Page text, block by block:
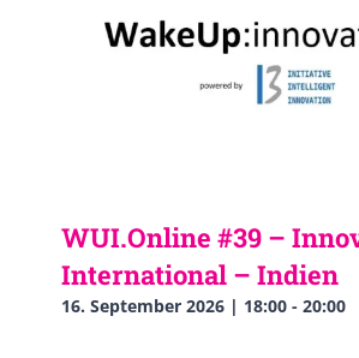
WUI.Online #39 –
International – Indien
16. September 2026 | 18:00 - 20:00